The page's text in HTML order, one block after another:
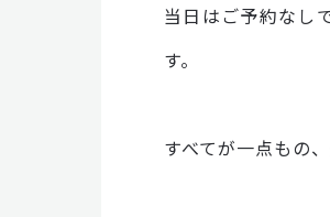
当日はご予約なし
す。
すべてが一点もの